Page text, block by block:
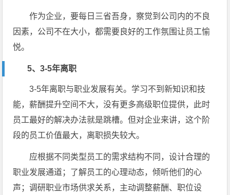
作为企业，要每日三省吾身，察觉到公司内的不良
因素，公司不在大小，都需要良好的工作氛围让员工愉
悦。
5、3-5年离职
3-5年离职与职业发展有关。学习不到新知识和技
能，薪酬提升空间不大，没有更多高级职位提供，此时
员工最好的解决办法就是跳槽。但对企业来讲，这个阶
段的员工价值最大，离职损失较大。
应根据不同类型员工的需求结构不同，设计合理的
职业发展通道；了解员工的心理动态，倾听他们的心
声；调研职业市场供求关系，主动调整薪酬、职位设